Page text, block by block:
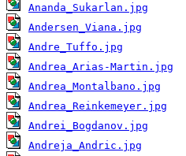
Ananda_Sukarlan.jpg
Andersen_Viana.jpg
Andre_Tuffo.jpg
Andrea_Arias-Martin.jpg
Andrea_Montalbano.jpg
Andrea_Reinkemeyer.jpg
Andrei_Bogdanov.jpg
Andreja_Andric.jpg